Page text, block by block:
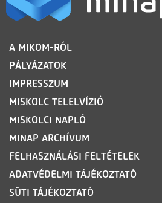
LÁBLÉC
A MIKOM-RÓL
PÁLYÁZATOK
IMPRESSZUM
MISKOLC TELELVÍZIÓ
MISKOLCI NAPLÓ
MINAP ARCHÍVUM
FELHASZNÁLÁSI FELTÉTELEK
ADATVÉDELMI TÁJÉKOZTATÓ
SÜTI TÁJÉKOZTATÓ